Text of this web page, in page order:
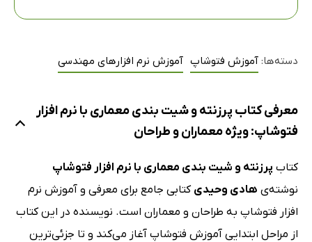
دسته‌ها: آموزش فتوشاپ آموزش نرم افزارهای مهندسی
معرفی کتاب پرزنته و شیت بندی معماری با نرم افزار
فتوشاپ: ویژه معماران و طراحان
کتاب پرزنته و شیت بندی معماری با نرم افزار فتوشاپ
نوشته‌ی هادی وحیدی کتابی جامع برای معرفی و آموزش نرم
افزار فتوشاپ به طراحان و معماران است. نویسنده در این کتاب
از مراحل ابتدایی آموزش فتوشاپ آغاز می‌کند و تا جزئی‌ترین